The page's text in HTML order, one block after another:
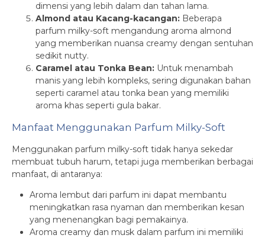
dimensi yang lebih dalam dan tahan lama.
Almond atau Kacang-kacangan: Beberapa
parfum milky-soft mengandung aroma almond
yang memberikan nuansa creamy dengan sentuhan
sedikit nutty.
Caramel atau Tonka Bean: Untuk menambah
manis yang lebih kompleks, sering digunakan bahan
seperti caramel atau tonka bean yang memiliki
aroma khas seperti gula bakar.
Manfaat Menggunakan Parfum Milky-Soft
Menggunakan parfum milky-soft tidak hanya sekedar
membuat tubuh harum, tetapi juga memberikan berbagai
manfaat, di antaranya:
Aroma lembut dari parfum ini dapat membantu
meningkatkan rasa nyaman dan memberikan kesan
yang menenangkan bagi pemakainya.
Aroma creamy dan musk dalam parfum ini memiliki